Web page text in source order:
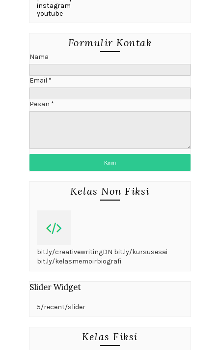
instagram
youtube
Formulir Kontak
Nama
Email *
Pesan *
Kelas Non Fiksi
bit.ly/creativewritingDN bit.ly/kursusesai
bit.ly/kelasmemoirbiografi
Slider Widget
5/recent/slider
Kelas Fiksi